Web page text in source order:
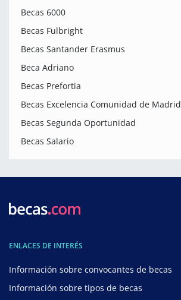
Becas 6000
Becas Fulbright
Becas Santander Erasmus
Beca Adriano
Becas Prefortia
Becas Excelencia Comunidad de Madrid
Becas Segunda Oportunidad
Becas Salario
ENLACES DE INTERÉS
Información sobre convocantes de becas
Información sobre tipos de becas